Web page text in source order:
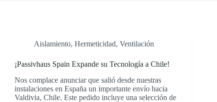
Aislamiento, Hermeticidad, Ventilación
¡Passivhaus Spain Expande su Tecnología a Chile!
Nos complace anunciar que salió desde nuestras
instalaciones en España un importante envío hacia
Valdivia, Chile. Este pedido incluye una selección de